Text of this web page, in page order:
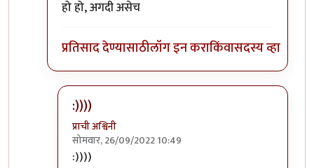
In reply toशब्दयोजना अतिशय सुंदर
हो हो, अगदी असेच
प्रतिसाद देण्यासाठीलॉग इन कराकिंवासदस्य व्हा
:))))
प्राची अश्विनी
सोमवार, 26/09/2022 10:49
In reply to
:))))